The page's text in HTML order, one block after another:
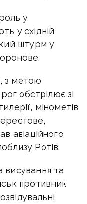
у
у східній
штурм у
, з метою
обстрілює зі
мінометів
авіаційного
Ротів.
висування та
противник